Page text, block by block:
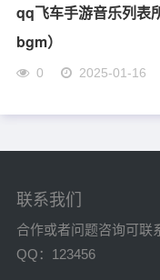
qq飞车手游音乐列表
bgm）
0 2025-01-16
联系我们
合作或者问题咨询可联
QQ：123456